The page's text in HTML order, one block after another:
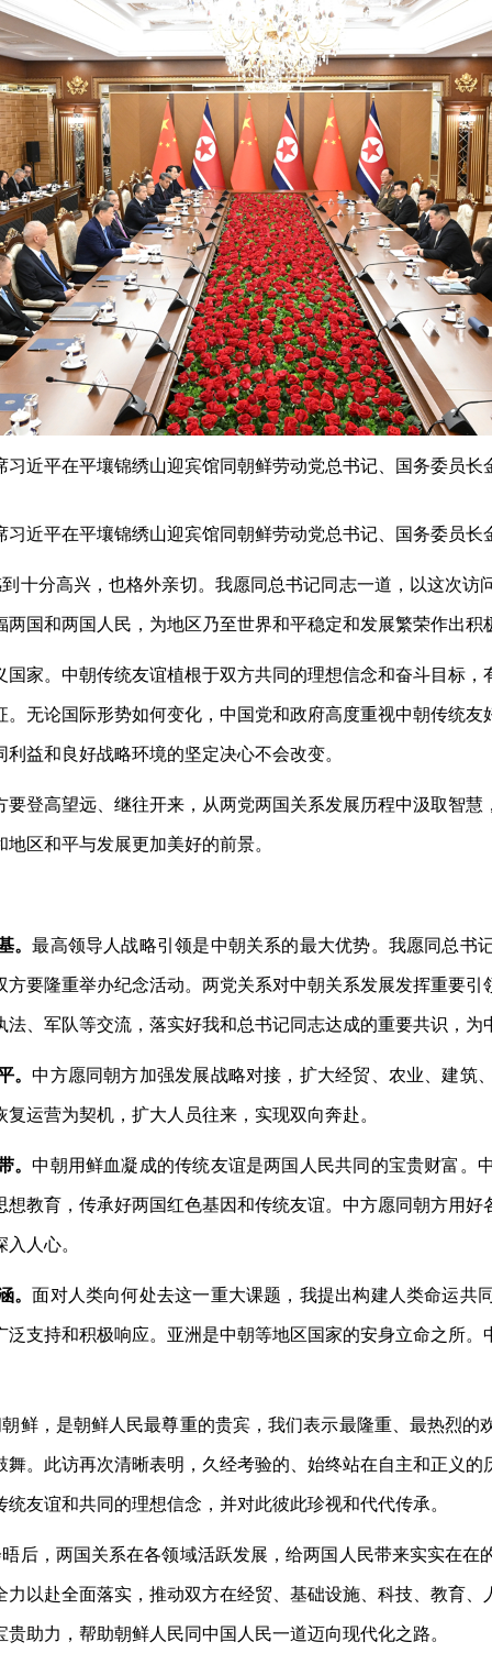
近平在平壤锦绣山迎宾馆同朝鲜劳动党总书记、国务委员
近平在平壤锦绣山迎宾馆同朝鲜劳动党总书记、国务委员长
十分高兴，也格外亲切。我愿同总书记同志一道，以这次
国和两国人民，为地区乃至世界和平稳定和发展繁荣作出积
家。中朝传统友谊植根于双方共同的理想信念和奋斗目标
无论国际形势如何变化，中国党和政府高度重视中朝传统
益和良好战略环境的坚定决心不会改变。
登高望远、继往开来，从两党两国关系发展历程中汲取智
区和平与发展更加美好的前景。
。最高领导人战略引领是中朝关系的最大优势。我愿同总书
方要隆重举办纪念活动。两党关系对中朝关系发展发挥重要
、军队等交流，落实好我和总书记同志达成的重要共识，为
。中方愿同朝方加强发展战略对接，扩大经贸、农业、建筑
运营为契机，扩大人员往来，实现双向奔赴。
。中朝用鲜血凝成的传统友谊是两国人民共同的宝贵财富。
教育，传承好两国红色基因和传统友谊。中方愿同朝方用
人心。
。面对人类向何处去这一重大课题，我提出构建人类命运共
支持和积极响应。亚洲是中朝等地区国家的安身立命之所
鲜，是朝鲜人民最尊重的贵宾，我们表示最隆重、最热烈
。此访再次清晰表明，久经考验的、始终站在自主和正义
友谊和共同的理想信念，并对此彼此珍视和代代传承。
后，两国关系在各领域活跃发展，给两国人民带来实实在
以赴全面落实，推动双方在经贸、基础设施、科技、教育
助力，帮助朝鲜人民同中国人民一道迈向现代化之路。